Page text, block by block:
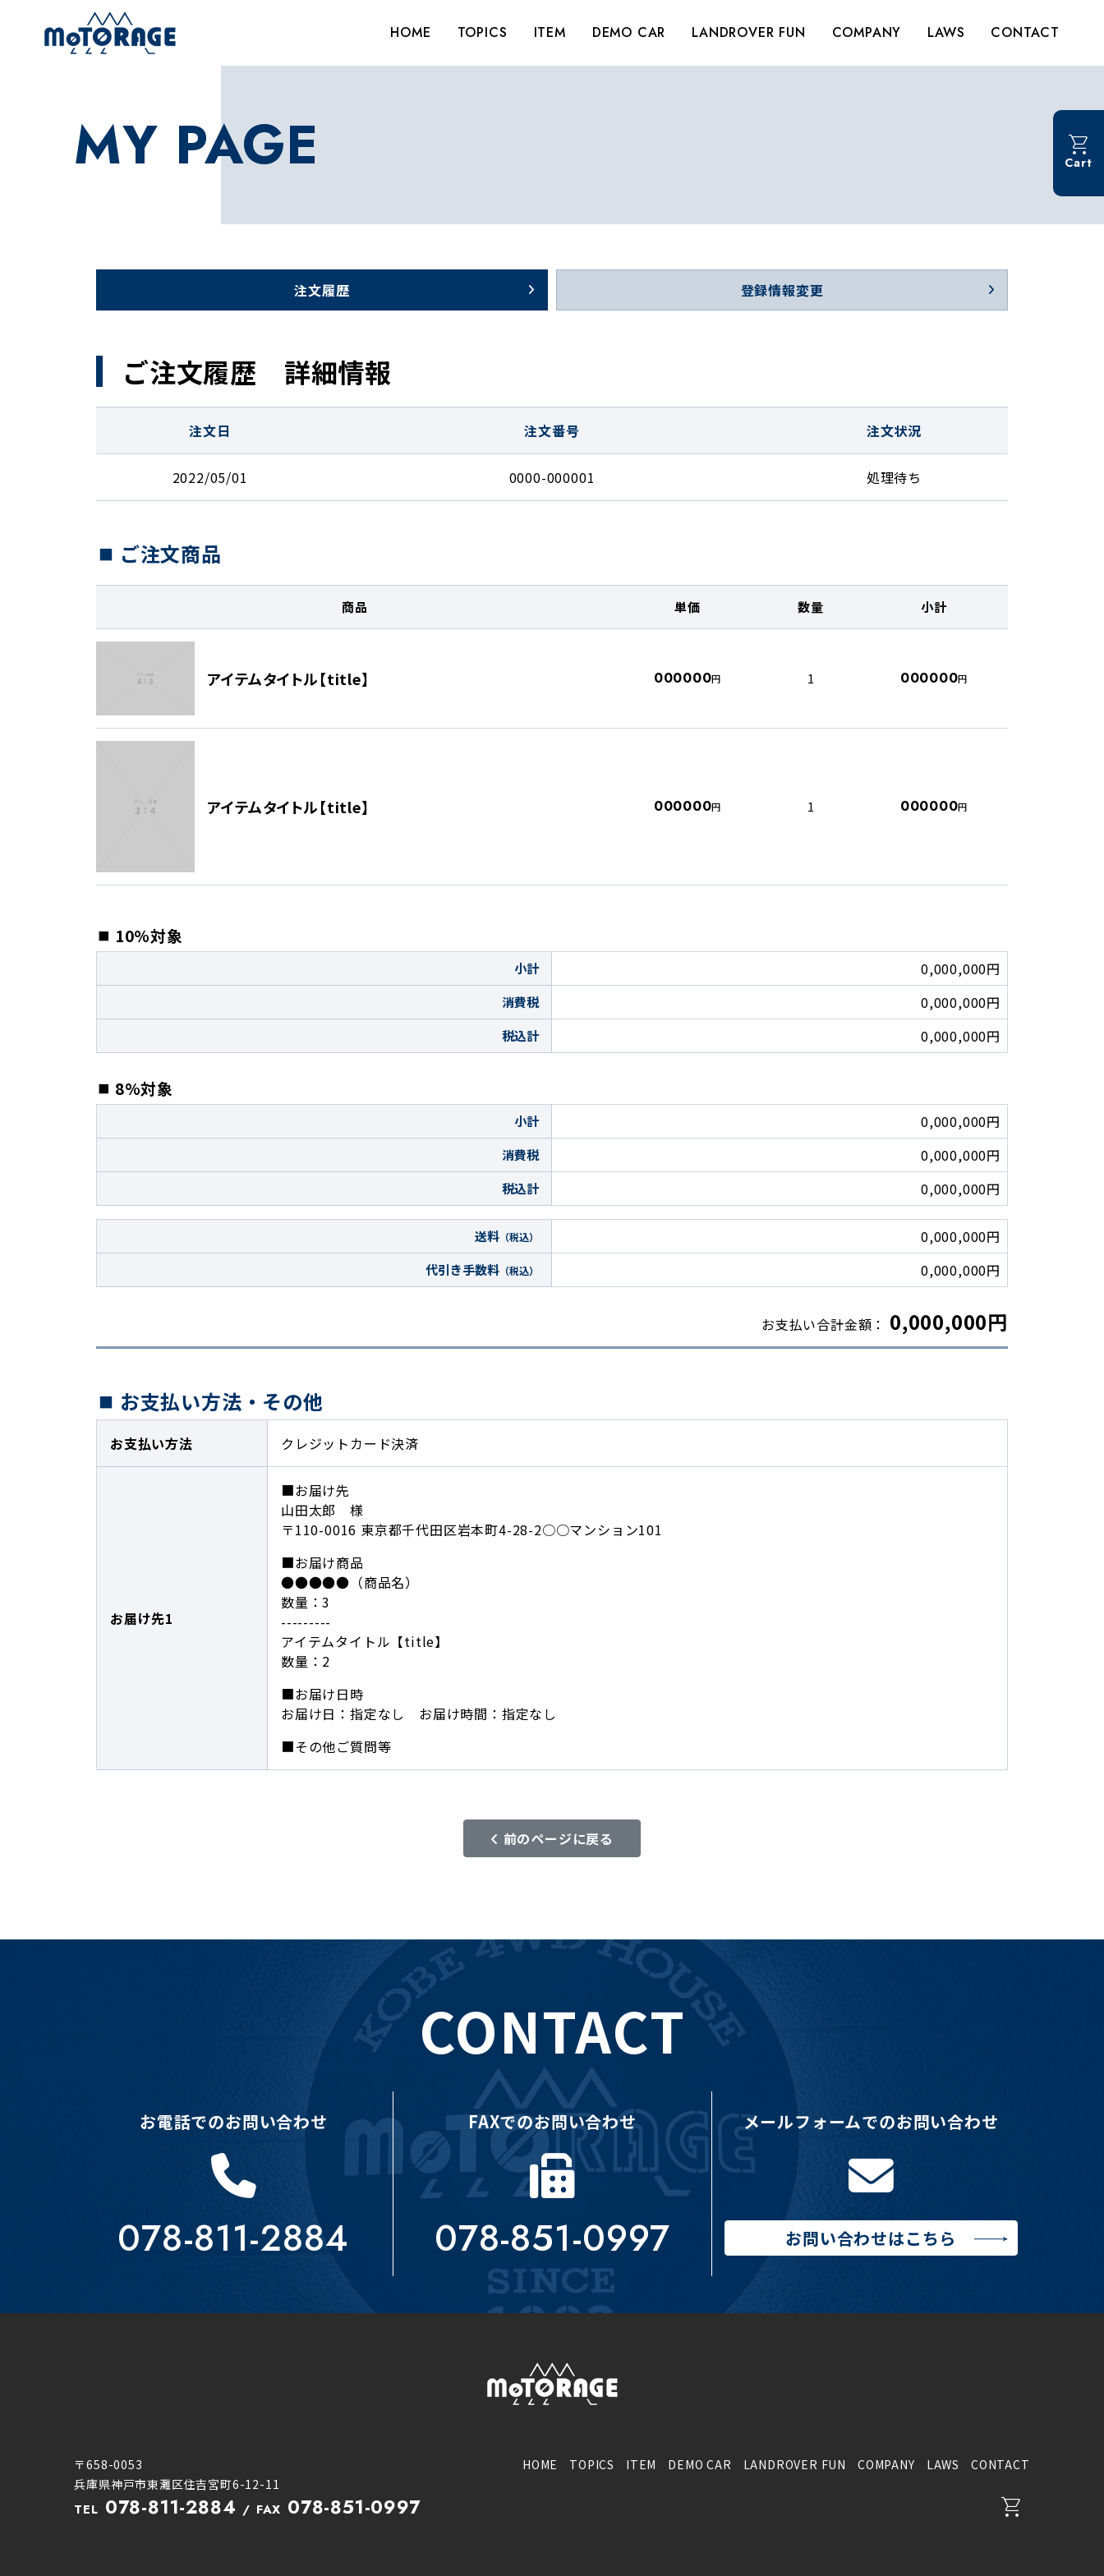
HOME TOPICS ITEM DEMO CAR LANDROVER FUN COMPANY LAWS CONTACT
MY PAGE
注文履歴 登録情報変更
ご注文履歴 詳細情報
注文日 注文番号 注文状況
2022/05/01 0000-000001 処理待ち
ご注文商品
商品 単価 数量 小計
アイテムタイトル【title】 000000円 1 000000円
アイテムタイトル【title】 000000円 1 000000円
10%対象
小計 0,000,000円
消費税 0,000,000円
税込計 0,000,000円
8%対象
小計 0,000,000円
消費税 0,000,000円
税込計 0,000,000円
送料 （税込） 0,000,000円
代引き手数料 （税込） 0,000,000円
お支払い合計金額： 0,000,000円
お支払い方法・その他
お支払い方法 クレジットカード決済
お届け先1
■お届け先
山田太郎 様
〒110-0016 東京都千代田区岩本町4-28-2○○マンション101
■お届け商品
●●●●●（商品名）
数量：3
---------
アイテムタイトル【title】
数量：2
■お届け日時
お届け日：指定なし お届け時間：指定なし
■その他ご質問等
前のページに戻る
CONTACT
お電話でのお問い合わせ
078-811-2884
FAXでのお問い合わせ
078-851-0997
メールフォームでのお問い合わせ
お問い合わせはこちら
〒658-0053
兵庫県神戸市東灘区住吉宮町6-12-11
TEL 078-811-2884 FAX 078-851-0997
HOME TOPICS ITEM DEMO CAR LANDROVER FUN COMPANY LAWS CONTACT
Cart